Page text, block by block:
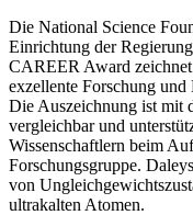
Die National Science
Einrichtung der
CAREER Award
exzellente Forschung
Die Auszeichnung ist mit
vergleichbar und
Wissenschaftlern beim
Forschungsgruppe.
von
ultrakalten Atomen.